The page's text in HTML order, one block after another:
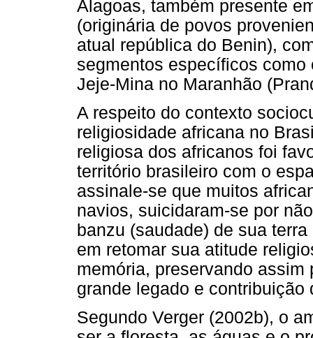
Alagoas, também presente
(originária de povos
atual república do Benin),
segmentos específicos
Jeje-Mina no Maranhão
A respeito do contexto
religiosidade africana no
religiosa dos africanos foi
território brasileiro com o
assinale-se que muitos
navios, suicidaram-se por
banzu (saudade) de sua
em retomar sua atitude
memória, preservando
grande legado e
Segundo Verger (2002b), o